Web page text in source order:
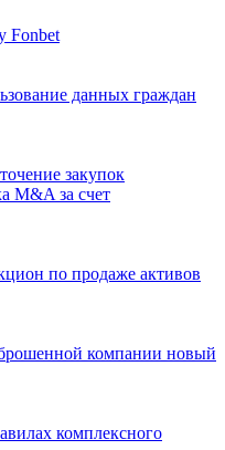
Fonbet
данных граждан
закупок
M&A за счет
по продаже активов
компании новый
комплексного